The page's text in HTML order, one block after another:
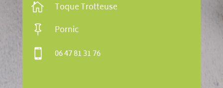
 Toque Trotteuse
 Pornic
 06 47 81 31 76